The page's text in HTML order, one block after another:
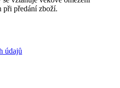
při předání zboží.
údajů